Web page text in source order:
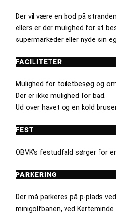
Der vil være en bod på stranden.
ellers er der mulighed for at
supermarkeder eller nyde sin
FACILITETER
Mulighed for toiletbesøg og
Der er ikke mulighed for bad.
Ud over havet og en kold
FEST
OBVK's festudfald sørger for
PARKERING
Der må parkeres på p-plads
minigolfbanen, ved